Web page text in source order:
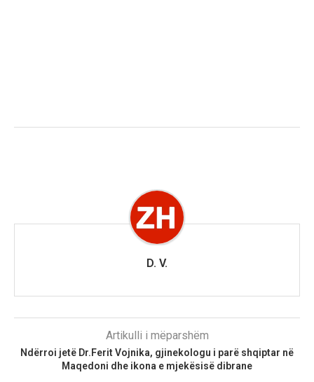
D. V.
Artikulli i mëparshëm
Ndërroi jetë Dr.Ferit Vojnika, gjinekologu i parë shqiptar në
Maqedoni dhe ikona e mjekësisë dibrane